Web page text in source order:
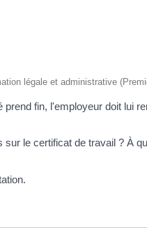
légale et administrative
prend fin, l'employeur doit lui
le certificat de travail ? À